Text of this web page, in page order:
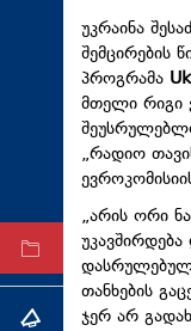
რეგიონი
კულტურა
სპორტი
ტექნოლოგიები
არქივი
თემა
უკრაინა
შემცირების
პროგრამა
მთელი რიგი
„რადიო
„არის ორი
თანხების
ჯერ არ